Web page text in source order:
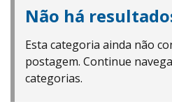
Não há
Esta categoria ainda não
postagem. Continue
categorias.